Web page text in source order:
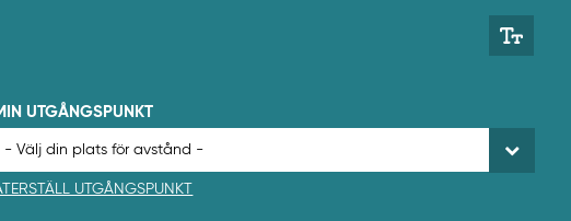
UTGÅNGSPUNKT
UTGÅNGSPUNKT